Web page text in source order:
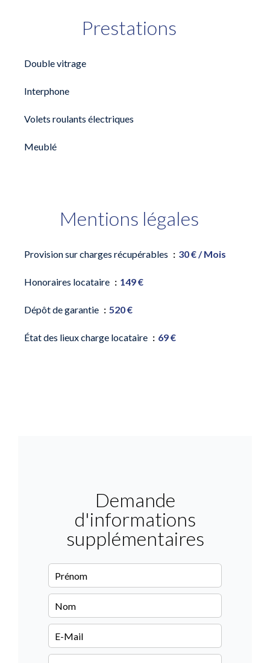
Prestations
Double vitrage
Interphone
Volets roulants électriques
Meublé
Mentions légales
Provision sur charges récupérables 30 € / Mois
Honoraires locataire 149 €
Dépôt de garantie 520 €
État des lieux charge locataire 69 €
Demande
d'informations
supplémentaires